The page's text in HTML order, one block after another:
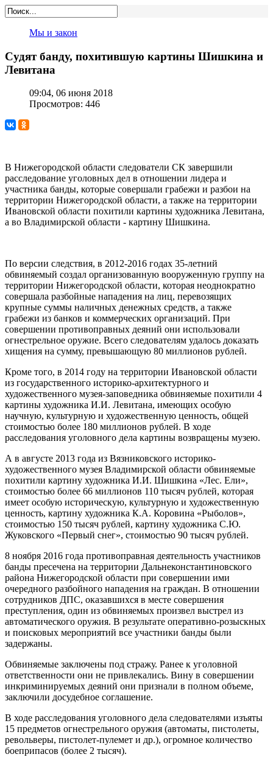
Мы и закон
Судят банду, похитившую картины Шишкина и
Левитана
09:04, 06 июня 2018
Просмотров: 446
В Нижегородской области следователи СК завершили
расследование уголовных дел в отношении лидера и
участника банды, которые совершали грабежи и разбои на
территории Нижегородской области, а также на территории
Ивановской области похитили картины художника Левитана,
а во Владимирской области - картину Шишкина.
По версии следствия, в 2012-2016 годах 35-летний
обвиняемый создал организованную вооруженную группу на
территории Нижегородской области, которая неоднократно
совершала разбойные нападения на лиц, перевозящих
крупные суммы наличных денежных средств, а также
грабежи из банков и коммерческих организаций. При
совершении противоправных деяний они использовали
огнестрельное оружие. Всего следователям удалось доказать
хищения на сумму, превышающую 80 миллионов рублей.
Кроме того, в 2014 году на территории Ивановской области
из государственного историко-архитектурного и
художественного музея-заповедника обвиняемые похитили 4
картины художника И.И. Левитана, имеющих особую
научную, культурную и художественную ценность, общей
стоимостью более 180 миллионов рублей. В ходе
расследования уголовного дела картины возвращены музею.
А в августе 2013 года из Вязниковского историко-
художественного музея Владимирской области обвиняемые
похитили картину художника И.И. Шишкина «Лес. Ели»,
стоимостью более 66 миллионов 110 тысяч рублей, которая
имеет особую историческую, культурную и художественную
ценность, картину художника К.А. Коровина «Рыболов»,
стоимостью 150 тысяч рублей, картину художника С.Ю.
Жуковского «Первый снег», стоимостью 90 тысяч рублей.
8 ноября 2016 года противоправная деятельность участников
банды пресечена на территории Дальнеконстантиновского
района Нижегородской области при совершении ими
очередного разбойного нападения на граждан. В отношении
сотрудников ДПС, оказавшихся в месте совершения
преступления, один из обвиняемых произвел выстрел из
автоматического оружия. В результате оперативно-розыскных
и поисковых мероприятий все участники банды были
задержаны.
Обвиняемые заключены под стражу. Ранее к уголовной
ответственности они не привлекались. Вину в совершении
инкриминируемых деяний они признали в полном объеме,
заключили досудебное соглашение.
В ходе расследования уголовного дела следователями изъяты
15 предметов огнестрельного оружия (автоматы, пистолеты,
револьверы, пистолет-пулемет и др.), огромное количество
боеприпасов (более 2 тысяч).